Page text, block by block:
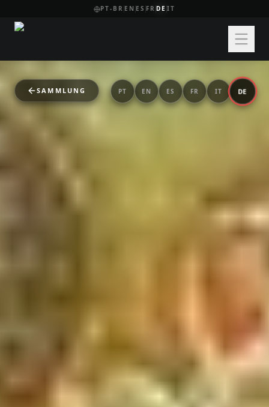
PT-BR EN ES FR DE IT
SAMMLUNG PT EN ES FR IT DE